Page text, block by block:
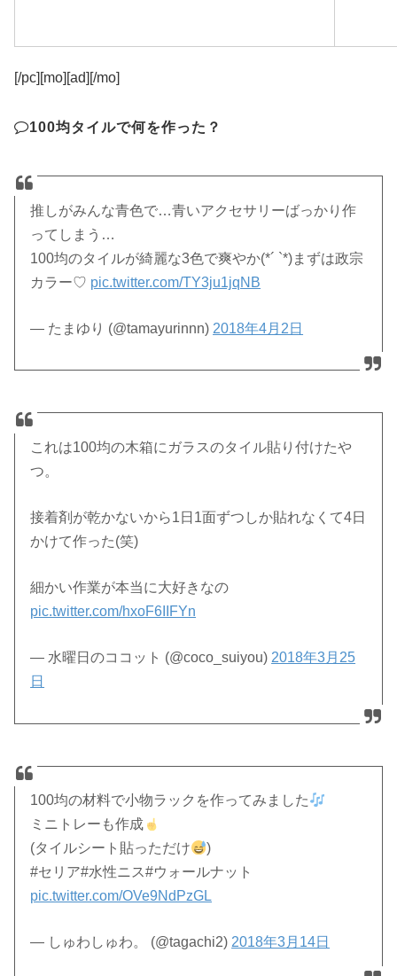
[/pc][mo][ad][/mo]
100均タイルで何を作った？
推しがみんな青色で…青いアクセサリーばっかり作
ってしまう…
100均のタイルが綺麗な3色で爽やか(*´ `*)まずは政宗
カラー♡ pic.twitter.com/TY3ju1jqNB
— たまゆり (@tamayurinnn) 2018年4月2日
これは100均の木箱にガラスのタイル貼り付けたや
つ。
接着剤が乾かないから1日1面ずつしか貼れなくて4日
かけて作った(笑)
細かい作業が本当に大好きなの
pic.twitter.com/hxoF6IIFYn
— 水曜日のココット (@coco_suiyou) 2018年3月25
日
100均の材料で小物ラックを作ってみました
ミニトレーも作成
(タイルシート貼っただけ
)
#セリア#水性ニス#ウォールナット
pic.twitter.com/OVe9NdPzGL
— しゅわしゅわ。 (@tagachi2)2018年3月14日